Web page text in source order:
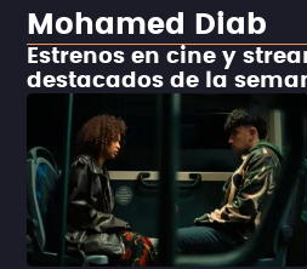
Mohamed Diab
Estrenos en cine y
destacados de la